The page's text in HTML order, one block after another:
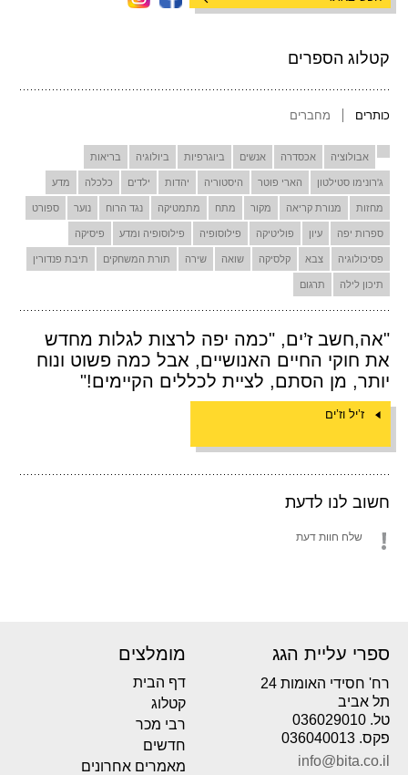
קטלוג הספרים
כותרים מחברים
אבולוציה אכסדרה אנשים ביוגרפיות ביולוגיה בריאות
ג'רונימו סטילטון הארי פוטר היסטוריה יהדות ילדים כלכלה מדע
מחזות מנורת קריאה מקור מתח מתמטיקה נגד הרוח נוער ספורט
ספרות יפה עיון פוליטיקה פילוסופיה פילוסופיה ומדע פיסיקה
פסיכולוגיה צבא קלסיקה שואה שירה תורת המשחקים תיבת פנדורין
תיכון לילה תרגום
"אה,חשב ז’ים, "כמה יפה לרצות לגלות מחדש
את חוקי החיים האנושיים, אבל כמה פשוט ונוח
יותר, מן הסתם, לציית לכללים הקיימים!"
ז’יל וז’ים
חשוב לנו לדעת
שלח חוות דעת
ספרי עליית הגג
רח' חסידי האומות 24
תל אביב
טל. 036029010
פקס. 036040013
info@bita.co.il
מומלצים
דף הבית
קטלוג
רבי מכר
חדשים
מאמרים אחרונים